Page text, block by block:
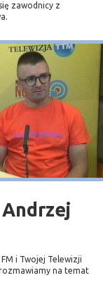
zawodnicy z
i Twojej Telewizji
na temat